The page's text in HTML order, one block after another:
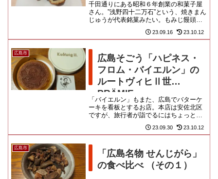
千田通りにある昭和６年創業の和菓子屋
さん。”浅野四十二万石”という、焼きまん
じゅうが代表銘菓みたい。もみじ饅頭は
なぁ。やっぱし各社商品を食べ比べる気
にはならなかったのだけど...
23.09.16 23.10.12
広島市
広島そごう「ハピネス・
フロム・バイエルン」の
ルートヴィヒⅡ世
PRÄMIE
「バイエルン」もまた、広島でバターケ
ーキを看板とするお店。本店は安佐北区
ですが、旅行者が詣でるにはちょっと遠
いので、今回はそごうの地下に入ってい
る支店を利用しましたよ。ご覧...
23.09.30 23.10.12
広島市
「広島名物 せんじがら」
の食べ比べ （その１）